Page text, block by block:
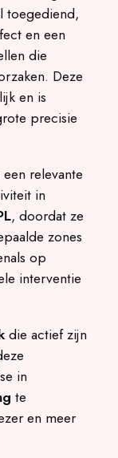
toegediend,
en een
die
Deze
en is
precisie
een relevante
in
, doordat ze
zones
op
interventie
die actief zijn
in
te
en meer